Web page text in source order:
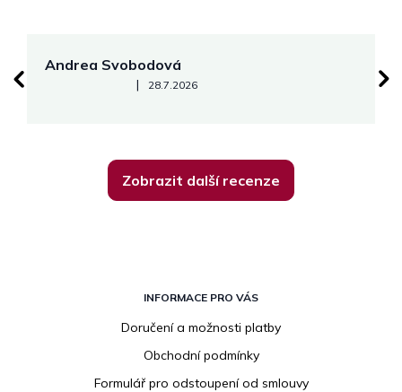
Andrea Svobodová
Hodnocení obchodu je 5 z 5 hvězdiček.
| 28.7.2026
Zobrazit další recenze
INFORMACE PRO VÁS
Doručení a možnosti platby
Obchodní podmínky
Formulář pro odstoupení od smlouvy